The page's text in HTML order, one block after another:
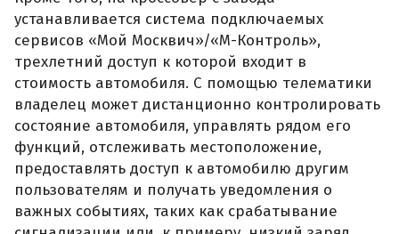
устанавливается система подключаемых
сервисов «Мой Москвич»/«М-Контроль»,
трехлетний доступ к которой входит в
стоимость автомобиля. С помощью телематики
владелец может дистанционно контролировать
состояние автомобиля, управлять рядом его
функций, отслеживать местоположение,
предоставлять доступ к автомобилю другим
пользователям и получать уведомления о
важных событиях, таких как срабатывание